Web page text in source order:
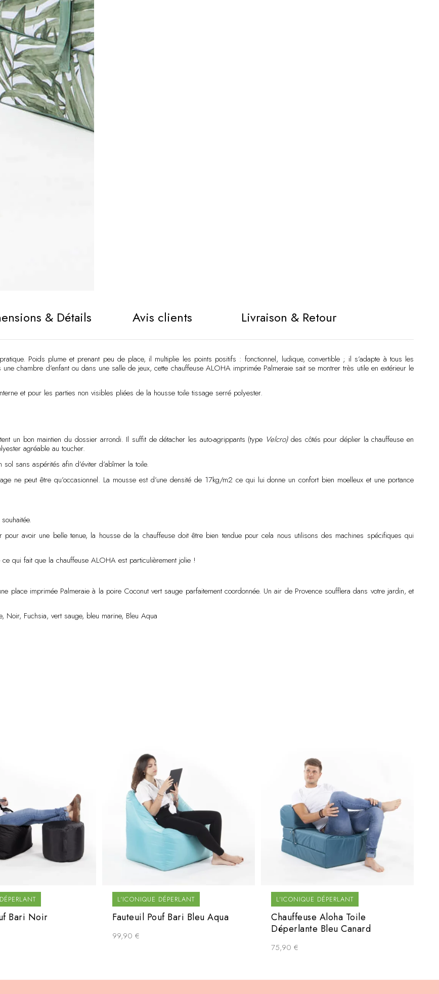
& Détails Avis clients Livraison & Retour
Poids plume et prenant peu de place, il multiplie les points positifs : fonctionnel, ludique, convertible ; il s’adapte à tous les
chambre d’enfant ou dans une salle de jeux, cette chauffeuse ALOHA imprimée Palmeraie sait se montrer très utile en extérieur le
et pour les parties non visibles pliées de la housse toile tissage serré polyester.
un bon maintien du dossier arrondi. Il suffit de détacher les auto-agrippants (type Velcro) des côtés pour déplier la chauffeuse en
agréable au toucher.
sans aspérités afin d’éviter d’abîmer la toile.
ne peut être qu’occasionnel. La mousse est d’une densité de 17kg/m2 ce qui lui donne un confort bien moelleux et une portance
pour avoir une belle tenue, la housse de la chauffeuse doit être bien tendue pour cela nous utilisons des machines spécifiques qui
qui fait que la chauffeuse ALOHA est particulièrement jolie !
place imprimée Palmeraie à la poire Coconut vert sauge parfaitement coordonnée. Un air de Provence soufflera dans votre jardin, et
Noir, Fuchsia, vert sauge, bleu marine, Bleu Aqua
Bari Noir
L'ICONIQUE DÉPERLANT
Fauteuil Pouf Bari Bleu Aqua
99,90€
L'ICONIQUE DÉPERLANT
Chauffeuse Aloha Toile
Déperlante Bleu Canard
75,90€